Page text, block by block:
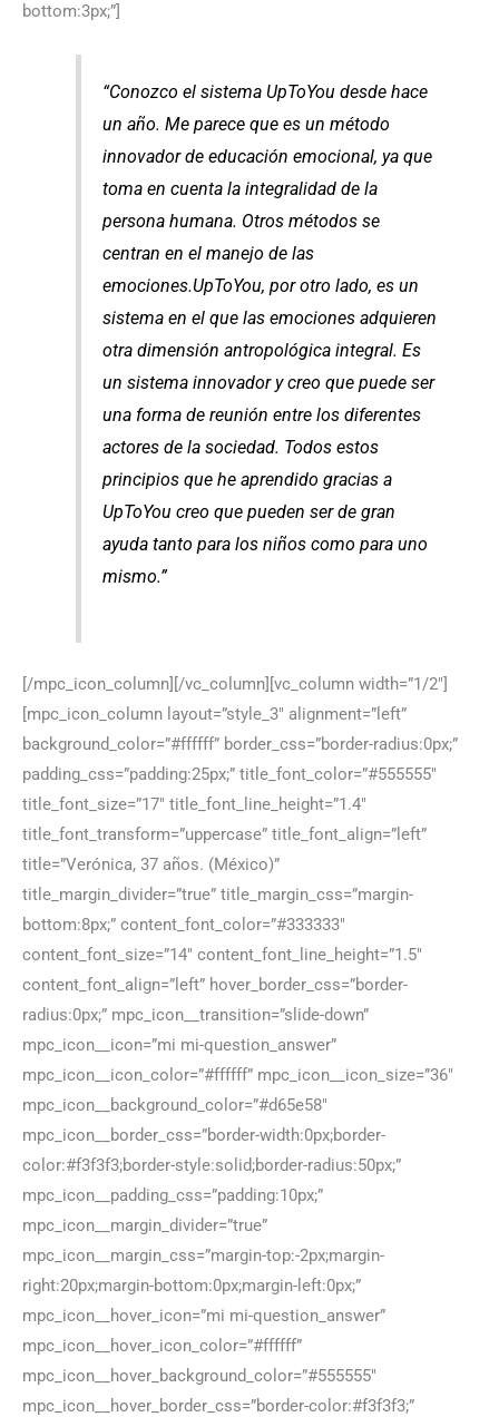
bottom:3px;”]
“Conozco el sistema UpToYou desde hace
un año. Me parece que es un método
innovador de educación emocional, ya que
toma en cuenta la integralidad de la
persona humana. Otros métodos se
centran en el manejo de las
emociones.UpToYou, por otro lado, es un
sistema en el que las emociones adquieren
otra dimensión antropológica integral. Es
un sistema innovador y creo que puede ser
una forma de reunión entre los diferentes
actores de la sociedad. Todos estos
principios que he aprendido gracias a
UpToYou creo que pueden ser de gran
ayuda tanto para los niños como para uno
mismo.”
[/mpc_icon_column][/vc_column][vc_column width=”1/2″]
[mpc_icon_column layout=”style_3″ alignment=”left”
background_color=”#ffffff” border_css=”border-radius:0px;”
padding_css=”padding:25px;” title_font_color=”#555555″
title_font_size=”17″ title_font_line_height=”1.4″
title_font_transform=”uppercase” title_font_align=”left”
title=”Verónica, 37 años. (México)”
title_margin_divider=”true” title_margin_css=”margin-
bottom:8px;” content_font_color=”#333333″
content_font_size=”14″ content_font_line_height=”1.5″
content_font_align=”left” hover_border_css=”border-
radius:0px;” mpc_icon__transition=”slide-down”
mpc_icon__icon=”mi mi-question_answer”
mpc_icon__icon_color=”#ffffff” mpc_icon__icon_size=”36″
mpc_icon__background_color=”#d65e58″
mpc_icon__border_css=”border-width:0px;border-
color:#f3f3f3;border-style:solid;border-radius:50px;”
mpc_icon__padding_css=”padding:10px;”
mpc_icon__margin_divider=”true”
mpc_icon__margin_css=”margin-top:-2px;margin-
right:20px;margin-bottom:0px;margin-left:0px;”
mpc_icon__hover_icon=”mi mi-question_answer”
mpc_icon__hover_icon_color=”#ffffff”
mpc_icon__hover_background_color=”#555555″
mpc_icon__hover_border_css=”border-color:#f3f3f3;”